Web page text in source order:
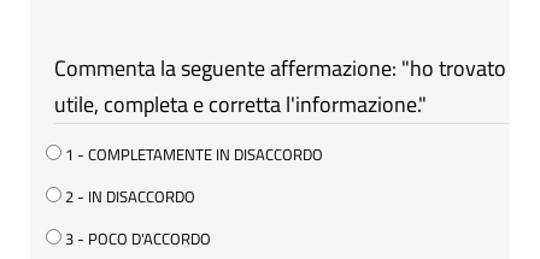
Commenta la seguente affermazione: "ho trovato
utile, completa e corretta l'informazione."
1 - COMPLETAMENTE IN DISACCORDO
2 - IN DISACCORDO
3 - POCO D'ACCORDO